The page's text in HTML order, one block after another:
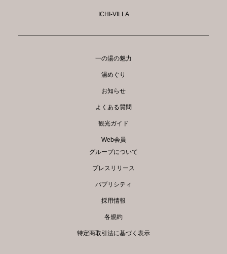
ICHI-VILLA
一の湯の魅力
湯めぐり
お知らせ
よくある質問
観光ガイド
Web会員
グループについて
プレスリリース
パブリシティ
採用情報
各規約
特定商取引法に基づく表示